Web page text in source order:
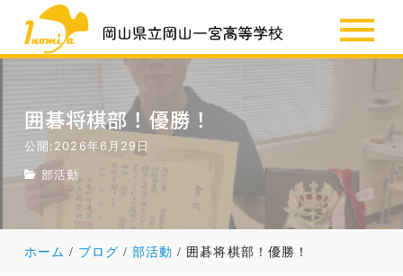
SSH
お知らせ
囲碁将棋部！優勝！
公開:2026年6月29日
部活動
ホーム ブログ 部活動 囲碁将棋部！優勝！